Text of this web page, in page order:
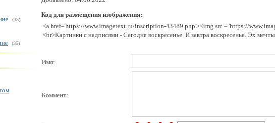
(35)
(35)
Код для размещения изображения:
<a href='https://www.imagetext.ru/inscription-43489.php'><img src = 'https://
<br>Картинки с надписями - Сегодня воскресенье. И завтра воскресенье. Эх
Имя:
Коммент: